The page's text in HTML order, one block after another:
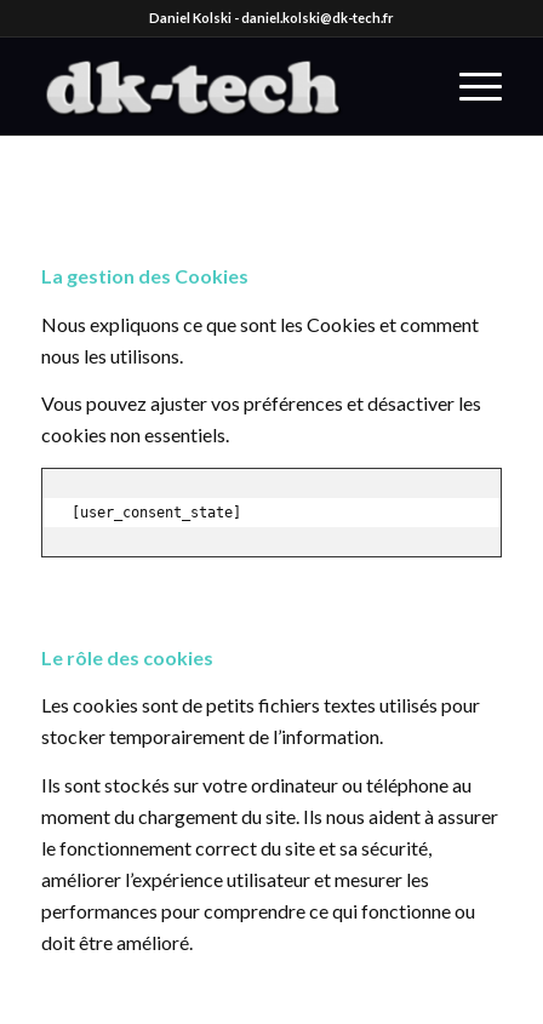
Daniel Kolski -daniel.kolski@dk-tech.fr
La gestion des Cookies
Nous expliquons ce que sont les Cookies et comment
nous les utilisons.
Vous pouvez ajuster vos préférences et désactiver les
cookies non essentiels.
[user_consent_state]
Le rôle des cookies
Les cookies sont de petits fichiers textes utilisés pour
stocker temporairement de l’information.
Ils sont stockés sur votre ordinateur ou téléphone au
moment du chargement du site. Ils nous aident à assurer
le fonctionnement correct du site et sa sécurité,
améliorer l’expérience utilisateur et mesurer les
performances pour comprendre ce qui fonctionne ou
doit être amélioré.